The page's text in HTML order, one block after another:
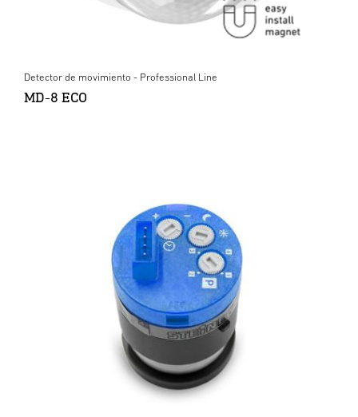
Detector de movimiento - Professional Line
MD-8 ECO